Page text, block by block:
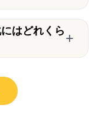
はどれくら+